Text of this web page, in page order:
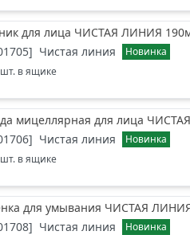
для лица ЧИСТАЯ ЛИНИЯ
] Чистая линия
Новинка
шт. в ящике
мицеллярная для лица
] Чистая линия
Новинка
шт. в ящике
для умывания ЧИСТАЯ
] Чистая линия
Новинка